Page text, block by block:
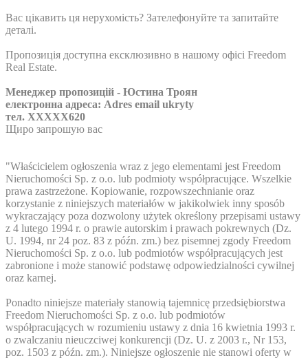
Вас цікавить ця нерухомість? Зателефонуйте та запитайте
деталі.
Пропозиція доступна ексклюзивно в нашому офісі Freedom
Real Estate.
Менеджер пропозицій - Юстина Троян
електронна адреса: Adres email ukryty
тел. XXXXX620
Щиро запрошую вас
"Właścicielem ogłoszenia wraz z jego elementami jest Freedom
Nieruchomości Sp. z o.o. lub podmioty współpracujące. Wszelkie
prawa zastrzeżone. Kopiowanie, rozpowszechnianie oraz
korzystanie z niniejszych materiałów w jakikolwiek inny sposób
wykraczający poza dozwolony użytek określony przepisami ustawy
z 4 lutego 1994 r. o prawie autorskim i prawach pokrewnych (Dz.
U. 1994, nr 24 poz. 83 z późn. zm.) bez pisemnej zgody Freedom
Nieruchomości Sp. z o.o. lub podmiotów współpracujących jest
zabronione i może stanowić podstawę odpowiedzialności cywilnej
oraz karnej.
Ponadto niniejsze materiały stanowią tajemnicę przedsiębiorstwa
Freedom Nieruchomości Sp. z o.o. lub podmiotów
współpracujących w rozumieniu ustawy z dnia 16 kwietnia 1993 r.
o zwalczaniu nieuczciwej konkurencji (Dz. U. z 2003 r., Nr 153,
poz. 1503 z późn. zm.). Niniejsze ogłoszenie nie stanowi oferty w